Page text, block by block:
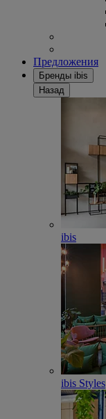
Предложения
Бренды ibis
Назад
ibis
ibis Styles